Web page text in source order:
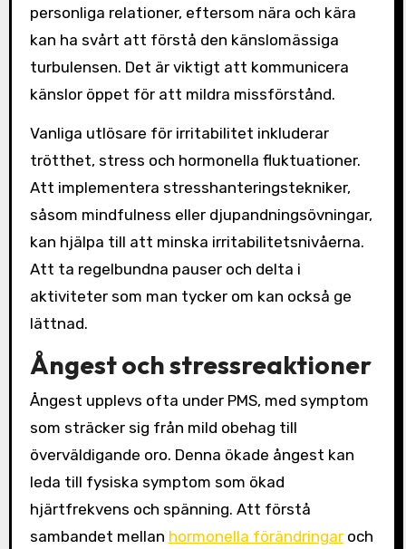
personliga relationer, eftersom nära och kära
kan ha svårt att förstå den känslomässiga
turbulensen. Det är viktigt att kommunicera
känslor öppet för att mildra missförstånd.
Vanliga utlösare för irritabilitet inkluderar
trötthet, stress och hormonella fluktuationer.
Att implementera stresshanteringstekniker,
såsom mindfulness eller djupandningsövningar,
kan hjälpa till att minska irritabilitetsnivåerna.
Att ta regelbundna pauser och delta i
aktiviteter som man tycker om kan också ge
lättnad.
Ångest och stressreaktioner
Ångest upplevs ofta under PMS, med symptom
som sträcker sig från mild obehag till
överväldigande oro. Denna ökade ångest kan
leda till fysiska symptom som ökad
hjärtfrekvens och spänning. Att förstå
sambandet mellan hormonella förändringaroch